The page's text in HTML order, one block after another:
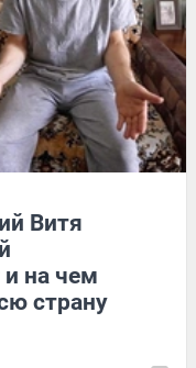
Витя
на чем
страну